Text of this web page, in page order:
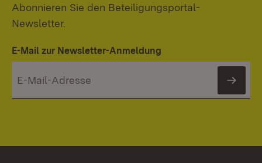
Abonnieren Sie den Beteiligungsportal-
Newsletter.
E-Mail zur Newsletter-Anmeldung